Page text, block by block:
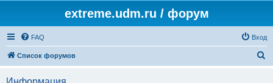
extreme.udm.ru / форум
FAQ Вход
Список форумов